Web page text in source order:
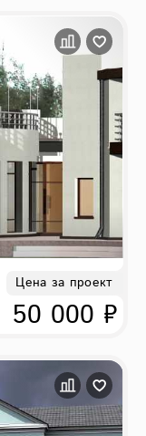
Цена за проект
50 000 ₽